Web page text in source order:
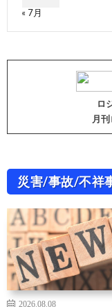
« 7月
ロ
月
災害/事故/不祥
2026.08.08